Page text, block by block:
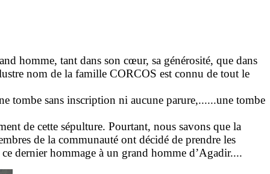
homme, tant dans son cœur, sa générosité, que dans
nom de la famille CORCOS est connu de tout le
tombe sans inscription ni aucune parure,......une tombe
de cette sépulture. Pourtant, nous savons que la
de la communauté ont décidé de prendre les
dernier hommage à un grand homme d’Agadir....